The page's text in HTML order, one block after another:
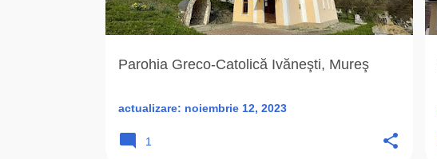
Parohia Greco-Catolică Ivăneşti, Mureş
actualizare: noiembrie 12, 2023
1